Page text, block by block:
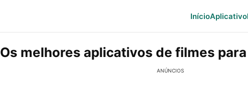
InícioAplicativo
Os melhores aplicativos de filmes
ANÚNCIOS